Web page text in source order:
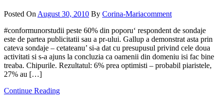
Posted On August 30, 2010 By Corina-Mariacomment
#conformunorstudii peste 60% din poporu‘ respondent de sondaje
este de partea publicitatii sau a pr-ului. Gallup a demonstrat asta prin
cateva sondaje – cetateanu’ si-a dat cu presupusul privind cele doua
activitati si s-a ajuns la concluzia ca oamenii din domeniu isi fac bine
treaba. Chipurile. Rezultatul: 6% prea optimisti – probabil piaristele,
27% au […]
Continue Reading